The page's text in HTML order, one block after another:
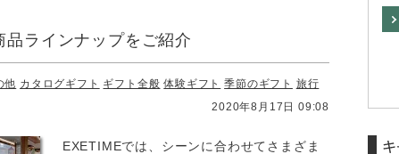
ラインナップをご紹介
他 カタログギフト ギフト全般 体験ギフト 季節のギフト 旅行
2020年8月17日 09:08
EXETIMEでは、シーンに合わせてさまざま